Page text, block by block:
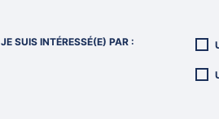
JE SUIS INTÉRESSÉ(E) PAR :